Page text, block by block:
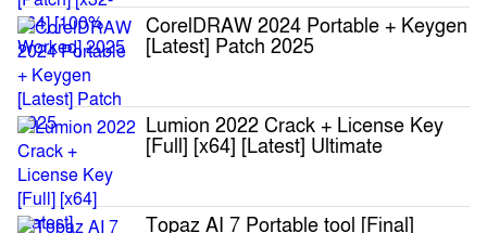
CorelDRAW 2024 Portable + Keygen
[Latest] Patch 2025
Lumion 2022 Crack + License Key
[Full] [x64] [Latest] Ultimate
Topaz AI 7 Portable tool [Final]